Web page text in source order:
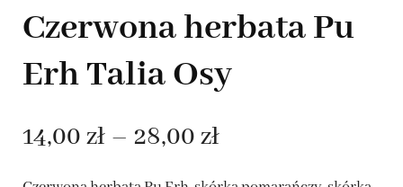
Czerwona herbata Pu
Erh Talia Osy
14,00 zł – 28,00 złZakres
cen: